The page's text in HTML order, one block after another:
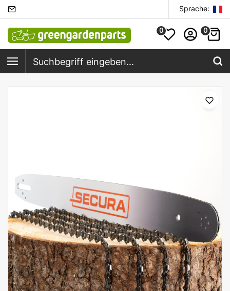
Sprache:
0 0